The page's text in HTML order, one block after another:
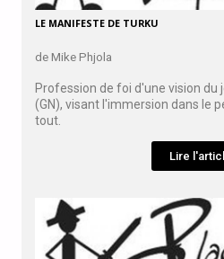
LE MANIFESTE DE TURKU
de Mike Phjola
Profession de foi d'une vision du
(GN), visant l'immersion dans le
tout.
Lire